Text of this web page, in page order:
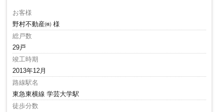
お客様
野村不動産㈱ 様
総戸数
29戸
竣工時期
2013年12月
路線駅名
東急東横線 学芸大学駅
徒歩分数